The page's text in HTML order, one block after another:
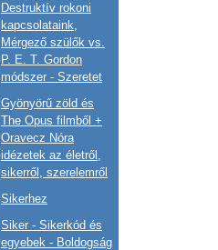
Destruktív rokoni
kapcsolataink,
Mérgező szülők vs.
P. E. T. Gordon
módszer - Szeretet
Gyönyörű zöld és
The Opus filmből +
Oravecz Nóra
idézetek az életről,
sikerről, szerelemről
Sikerhez
Siker - Sikerkód és
egyebek - Boldogság